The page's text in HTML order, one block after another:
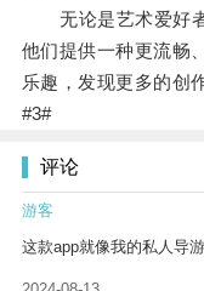
无论是艺术爱好者
他们提供一种更流畅
乐趣，发现更多的创
#3#
评论
游客
这款app就像我的私人导